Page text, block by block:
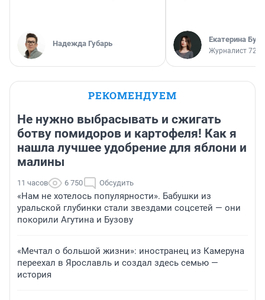
Надежда Губарь Екатерина
Журналист
РЕКОМЕНДУЕМ
Не нужно выбрасывать и сжигать
ботву помидоров и картофеля! Как я
нашла лучшее удобрение для яблони и
малины
11 часов 6 750 Обсудить
«Нам не хотелось популярности». Бабушки из
уральской глубинки стали звездами соцсетей — они
покорили Агутина и Бузову
«Мечтал о большой жизни»: иностранец из Камеруна
переехал в Ярославль и создал здесь семью —
история